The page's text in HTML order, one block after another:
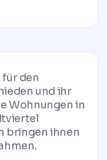
den
und ihr
Wohnungen in
bringen ihnen